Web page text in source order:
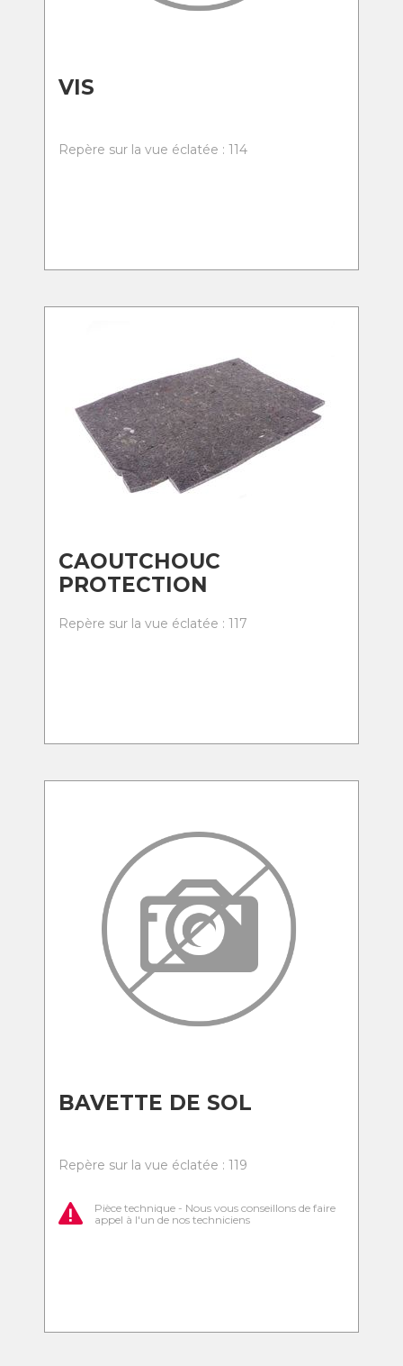
VIS
Repère sur la vue éclatée : 114
CAOUTCHOUC
PROTECTION
Repère sur la vue éclatée : 117
BAVETTE DE SOL
Repère sur la vue éclatée : 119
Pièce technique - Nous vous conseillons de faire
appel à l'un de nos techniciens